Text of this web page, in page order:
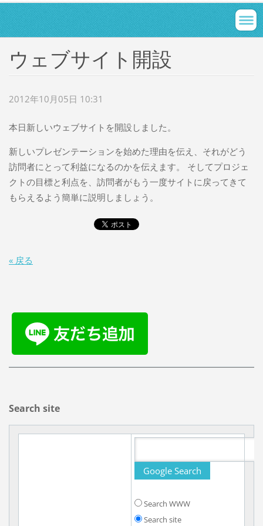
ウェブサイト開設
2012年10月05日 10:31
本日新しいウェブサイトを開設しました。
新しいプレゼンテーションを始めた理由を伝え、それがどう
訪問者にとって利益になるのかを伝えます。 そしてプロジェ
クトの目標と利点を、訪問者がもう一度サイトに戻ってきて
もらえるよう簡単に説明しましょう。
« 戻る
Search site
Search WWW
Search site